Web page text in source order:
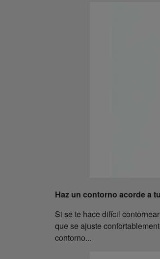
Haz un contorno acorde a
Si se te hace difícil
que se ajuste
contorno...